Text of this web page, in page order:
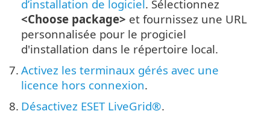
d’installation de logiciel. Sélectionnez
<Choose package> et fournissez une URL
personnalisée pour le progiciel
d'installation dans le répertoire local.
7. Activez les terminaux gérés avec une
licence hors connexion.
8. Désactivez ESET LiveGrid®.